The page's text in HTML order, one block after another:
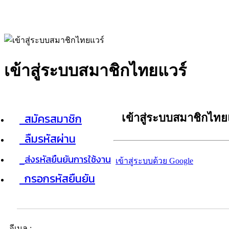
เข้าสู่ระบบสมาชิกไทยแวร์
สมัครสมาชิก
ลืมรหัสผ่าน
ส่งรหัสยืนยันการใช้งาน
กรอกรหัสยืนยัน
เข้าสู่ระบบสมาชิกไท
เข้าสู่ระบบด้วย Google